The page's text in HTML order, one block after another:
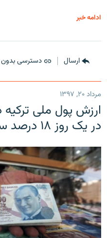
ادامه خبر
ارسال دسترسی
مرداد ۲۰, ۱۳۹۷
ارزش پول ملی ترکیه
در یک روز ۱۸ درصد سقوط کرد